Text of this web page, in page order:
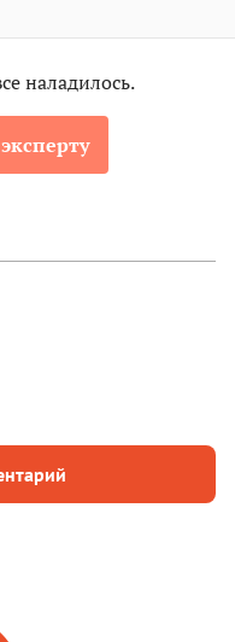
наладилось.